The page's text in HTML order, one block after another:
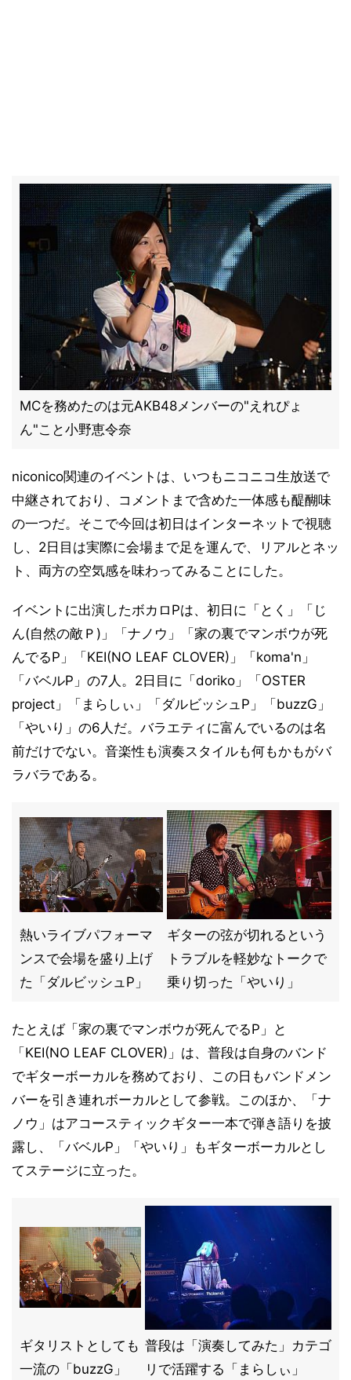
MCを務めたのは元AKB48メンバーの"えれぴょ
ん"こと小野恵令奈
niconico関連のイベントは、いつもニコニコ生放送で
中継されており、コメントまで含めた一体感も醍醐味
の一つだ。そこで今回は初日はインターネットで視聴
し、2日目は実際に会場まで足を運んで、リアルとネッ
ト、両方の空気感を味わってみることにした。
イベントに出演したボカロPは、初日に「とく」「じ
ん(自然の敵Ｐ)」「ナノウ」「家の裏でマンボウが死
んでるP」「KEI(NO LEAF CLOVER)」「koma'n」
「バベルP」の7人。2日目に「doriko」「OSTER
project」「まらしぃ」「ダルビッシュP」「buzzG」
「やいり」の6人だ。バラエティに富んでいるのは名
前だけでない。音楽性も演奏スタイルも何もかもがバ
ラバラである。
熱いライブパフォーマ
ンスで会場を盛り上げ
た「ダルビッシュP」
ギターの弦が切れるという
トラブルを軽妙なトークで
乗り切った「やいり」
たとえば「家の裏でマンボウが死んでるP」と
「KEI(NO LEAF CLOVER)」は、普段は自身のバンド
でギターボーカルを務めており、この日もバンドメン
バーを引き連れボーカルとして参戦。このほか、「ナ
ノウ」はアコースティックギター一本で弾き語りを披
露し、「バベルP」「やいり」もギターボーカルとし
てステージに立った。
ギタリストとしても
一流の「buzzG」
普段は「演奏してみた」カテゴ
リで活躍する「まらしぃ」